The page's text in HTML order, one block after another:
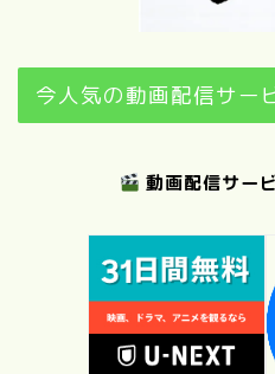
今人気の動画配信サー
動画配信サー